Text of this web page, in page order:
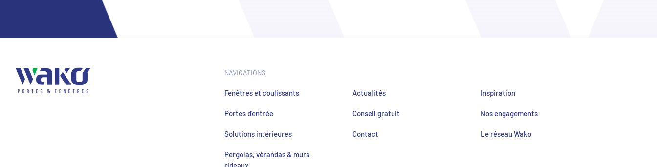
NAVIGATIONS
Fenêtres et coulissants
Portes d'entrée
Solutions intérieures
Pergolas, vérandas & murs
rideaux
Actualités
Conseil gratuit
Contact
Inspiration
Nos engagements
Le réseau Wako